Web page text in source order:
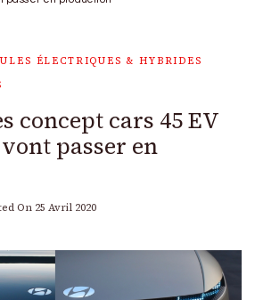
ÉLECTRIQUES & HYBRIDES
concept cars 45 EV
passer en
On 25 Avril 2020